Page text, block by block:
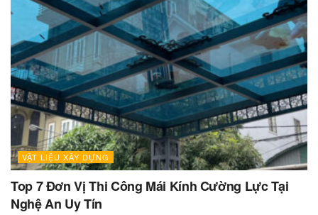
VẬT LIỆU XÂY DỰNG
Top 7 Đơn Vị Thi Công Mái Kính Cường Lực Tại
Nghệ An Uy Tín